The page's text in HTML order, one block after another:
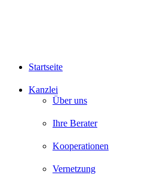
Startseite
Kanzlei
Über uns
Ihre Berater
Kooperationen
Vernetzung